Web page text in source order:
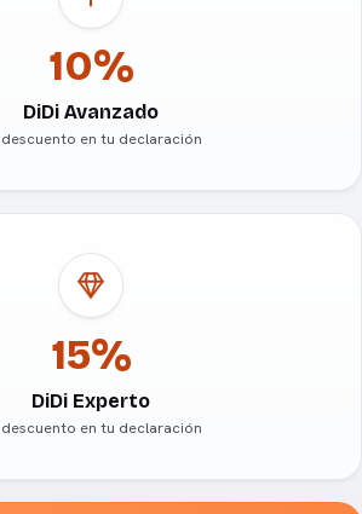
10%
DiDi Avanzado
en tu declaración
15%
DiDi Experto
en tu declaración